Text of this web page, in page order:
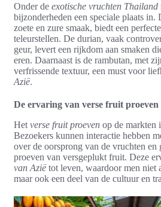
Onder de exotische vruchten Thailand
bijzonderheden een speciale plaats in.
zoete en zure smaak, biedt een
teleurstellen. De durian, vaak
geur, levert een rijkdom aan smaken
eren. Daarnaast is de rambutan, met
verfrissende textuur, een must voor
Azië.
De ervaring van verse fruit proeven
Het verse fruit proeven op de markten
Bezoekers kunnen interactie hebben
over de oorsprong van de vruchten en
proeven van versgeplukt fruit. Deze
van Azië tot leven, waardoor men niet
maar ook een deel van de cultuur en